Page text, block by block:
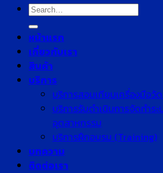
Search
for:
หน้าแรก
เกี่ยวกับเรา
สินค้า
บริการ
บริการสอบเทียบเครื่องมือวั
บริการรับดำเนินการจัดทำร
อุตสาหกรรม
บริการฝึกอบรม (Training)
บทความ
ติดต่อเรา